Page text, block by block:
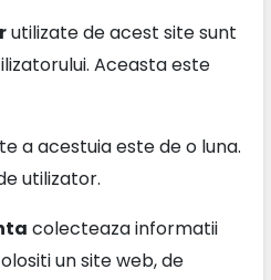
utilizate de acest site sunt
Aceasta este
a acestuia este de o luna.
utilizator.
colecteaza informatii
un site web, de